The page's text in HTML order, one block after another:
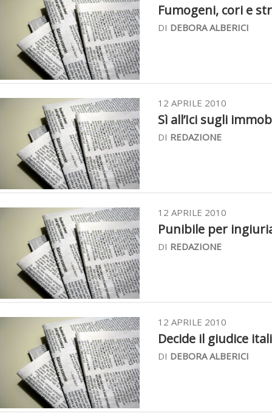
Fumogeni, cori e
DI DEBORA ALBERICI
12 APRILE 2010
Sì all’Ici sugli
DI REDAZIONE
12 APRILE 2010
Punibile per
DI REDAZIONE
12 APRILE 2010
Decide il giudice
DI DEBORA ALBERICI